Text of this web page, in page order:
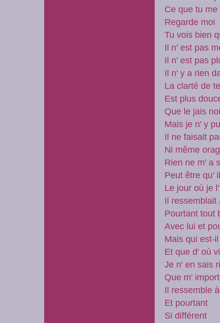
Ce que tu
Regarde moi
Tu vois bien
Il n' est pas
Il n' est pas
Il n' y a rien
La clarté de
Est plus
Que le jais
Mais je n' y
Il ne faisait
Ni même
Rien ne m' a
Peut être qu'
Le jour où je
Il
Pourtant tout
Avec lui et
Mais qui est-
Et que d' où
Je n' en sais
Que m'
Il ressemble
Et pourtant
Si différent